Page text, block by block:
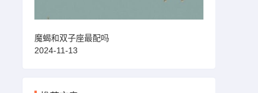
魔蝎和双子座最配吗
2024-11-13